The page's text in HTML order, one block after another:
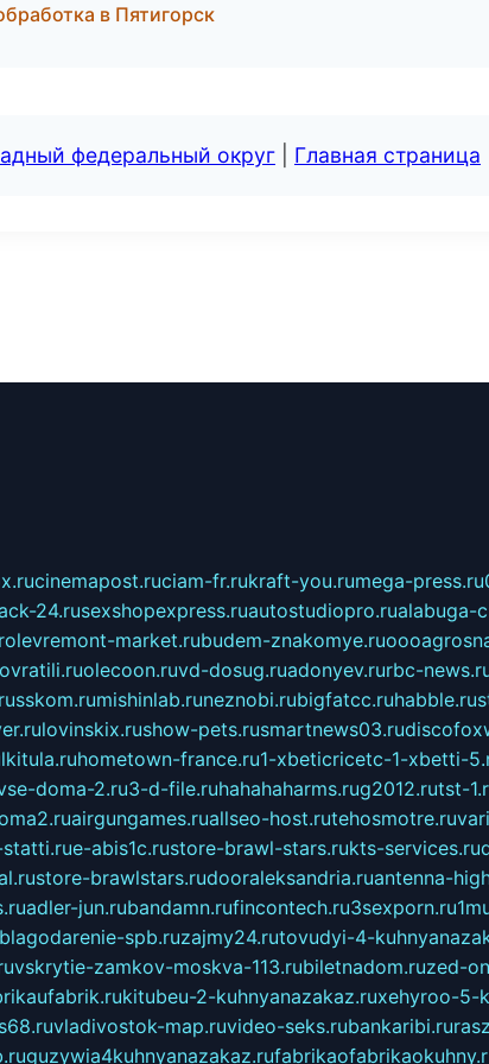
в Пятигорск
федеральный округ Главная страница
cinemapost.ruciam-fr.rukraft-you.rumega-press.ru
24.rusexshopexpress.ruautostudiopro.rualabuga-
market.rubudem-znakomye.ru
olecoon.ruvd-dosug.ruadonyev.rurbc-
mishinlab.runeznobi.rubigfatcc.ruhabble.ru
lovinskix.rushow-pets.rusmartnews03.ru
hometown-france.ru1-xbeticricetc-1-xbetti-
doma-2.ru3-d-file.ruhahahaharms.rug2012.rutst-
airgungames.ruallseo-host.rutehosmotre.ru
e-abis1c.rustore-brawl-stars.rukts-services.ru
store-brawlstars.rudooraleksandria.ruantenna-
adler-jun.rubandamn.rufincontech.ru3sexporn.ru
blagodarenie-spb.ruzajmy24.rutovudyi-4-
vskrytie-zamkov-moskva-113.rubiletnadom.ruzed-
kitubeu-2-kuhnyanazakaz.ruxehyroo-5-
vladivostok-map.ruvideo-seks.rubankaribi.ru
guzywia4kuhnyanazakaz.ru